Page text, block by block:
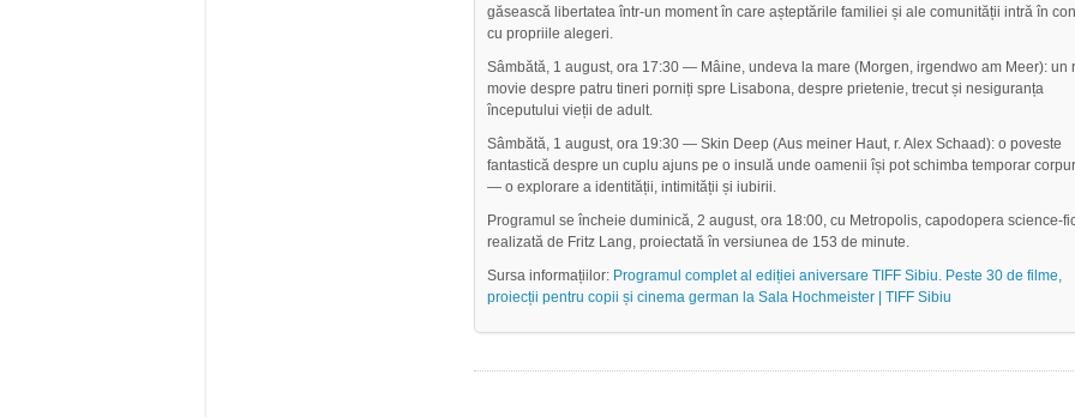
găsească libertatea într-un moment în care așteptările familiei și ale comunității intră în
cu propriile alegeri.
Sâmbătă, 1 august, ora 17:30 — Mâine, undeva la mare (Morgen, irgendwo am Meer): un
movie despre patru tineri porniți spre Lisabona, despre prietenie, trecut și nesiguranța
începutului vieții de adult.
Sâmbătă, 1 august, ora 19:30 — Skin Deep (Aus meiner Haut, r. Alex Schaad): o poveste
fantastică despre un cuplu ajuns pe o insulă unde oamenii își pot schimba temporar
— o explorare a identității, intimității și iubirii.
Programul se încheie duminică, 2 august, ora 18:00, cu Metropolis, capodopera science-
realizată de Fritz Lang, proiectată în versiunea de 153 de minute.
Sursa informațiilor: Programul complet al ediției aniversare TIFF Sibiu. Peste 30 de filme,
proiecții pentru copii și cinema german la Sala Hochmeister | TIFF Sibiu